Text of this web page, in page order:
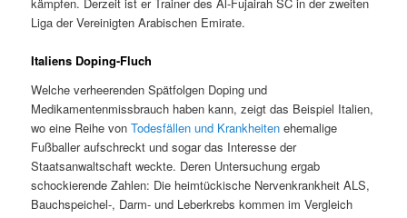
kämpfen. Derzeit ist er Trainer des Al-Fujairah SC in der zweiten
Liga der Vereinigten Arabischen Emirate.
Italiens Doping-Fluch
Welche verheerenden Spätfolgen Doping und
Medikamentenmissbrauch haben kann, zeigt das Beispiel Italien,
wo eine Reihe vonTodesfällen und Krankheiten ehemalige
Fußballer aufschreckt und sogar das Interesse der
Staatsanwaltschaft weckte. Deren Untersuchung ergab
schockierende Zahlen: Die heimtückische Nervenkrankheit ALS,
Bauchspeichel-, Darm- und Leberkrebs kommen im Vergleich